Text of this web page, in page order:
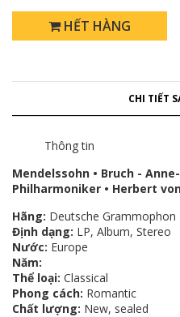
HẾT HÀNG
CHI TIẾT
Thông tin
Mendelssohn • Bruch -
Philharmoniker • Herbert
Hãng: Deutsche Grammophon
Định dạng: LP, Album, Stereo
Nước: Europe
Năm:
Thể loại: Classical
Phong cách: Romantic
Chất lượng: New, sealed